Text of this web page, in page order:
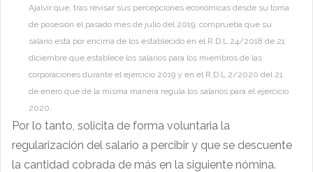
Ajalvir que, tras revisar sus percepciones económicas desde su toma
de posesión el pasado mes de julio del 2019, comprueba que su
salario está por encima de los establecido en el R.D.L 24/2018 de 21
diciembre que establece los salarios para los miembros de las
corporaciones durante el ejercicio 2019 y en el R.D.L 2/2020 del 21
de enero que de la misma manera regula los salarios para el ejercicio
2020.
Por lo tanto, solicita de forma voluntaria la
regularización del salario a percibir y que se descuente
la cantidad cobrada de más en la siguiente nómina.